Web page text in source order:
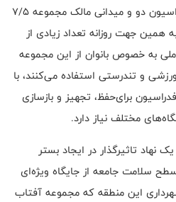
دارد تصریح کرد: از آنجا که فدراسیون دو و میدانی مالک مجموعه ۷/۵
جهت روزانه تعداد زیادی از
به خصوص بانوان از این مجموعه
و تندرستی استفاده می‌کنند، با
برای‌حفظ، تجهیز و بازسازی
مختلف نیاز دارد.
نهاد تاثیرگذار در ایجاد بستر
سلامت جامعه از جایگاه ویژه‌ای
این منطقه که مجموعه آفتاب